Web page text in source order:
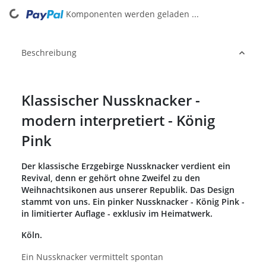
Loading... Komponenten werden geladen ...
Beschreibung
Klassischer Nussknacker -
modern interpretiert - König
Pink
Der klassische Erzgebirge Nussknacker verdient ein
Revival, denn er gehört ohne Zweifel zu den
Weihnachtsikonen aus unserer Republik. Das Design
stammt von uns. Ein pinker Nussknacker - König Pink -
in limitierter Auflage - exklusiv im Heimatwerk.
Köln.
Ein Nussknacker vermittelt spontan